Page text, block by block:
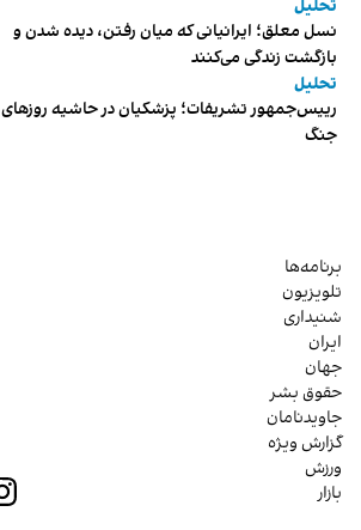
تحلیل
نسل معلق؛ ایرانیانی که میان رفتن، دیده شدن و
بازگشت زندگی می‌کنند
تحلیل
رییس‌جمهور تشریفات؛ پزشکیان در حاشیه روزهای
جنگ
برنامه‌ها
تلویزیون
شنیداری
ایران
جهان
حقوق بشر
جاویدنامان
گزارش ویژه
ورزش
بازار